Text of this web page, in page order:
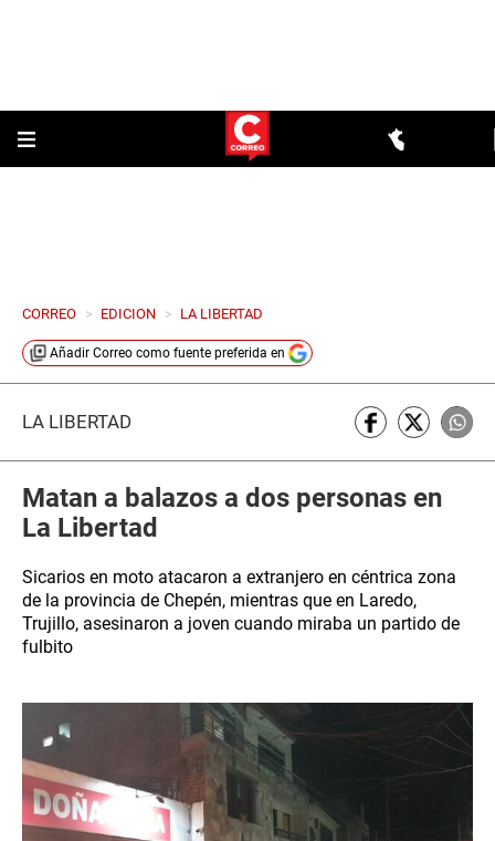
CORREO > EDICION > LA LIBERTAD
Añadir Correo como fuente preferida en
LA LIBERTAD
Matan a balazos a dos personas en
La Libertad
Sicarios en moto atacaron a extranjero en céntrica zona
de la provincia de Chepén, mientras que en Laredo,
Trujillo, asesinaron a joven cuando miraba un partido de
fulbito